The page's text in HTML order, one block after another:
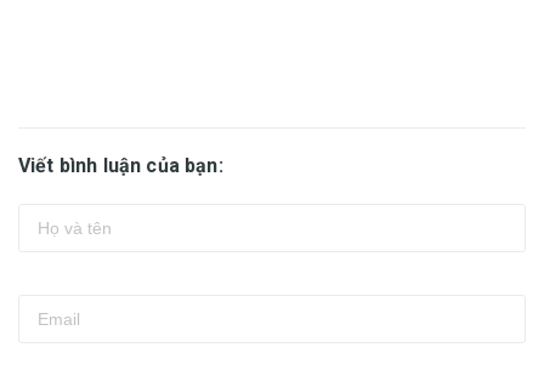
Viết bình luận của bạn: